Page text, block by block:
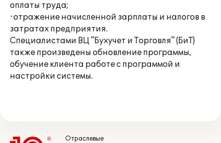
оплаты труда;
·отражение начисленной зарплаты и налогов в
затратах предприятия.
Специалистами ВЦ "Бухучет и Торговля" (БиТ)
также произведены обновление программы,
обучение клиента работе с программой и
настройки системы.
Отраслевые